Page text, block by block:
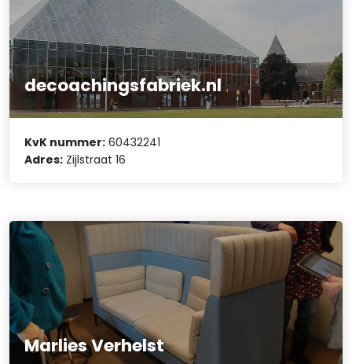
decoachingsfabriek.nl
KvK nummer: 60432241
Adres: Zijlstraat 16
Marlies Verhelst